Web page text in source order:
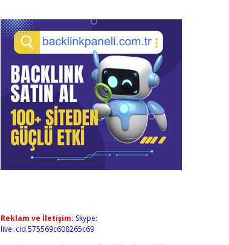
Reklam ve İletişim: Skype:
live:.cid.575569c608265c69